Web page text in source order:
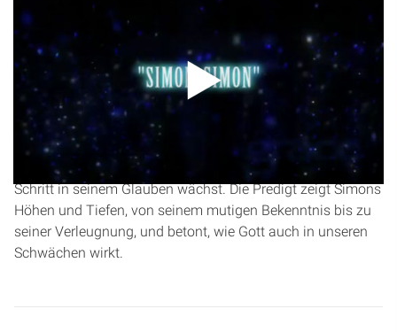
6. Juni 2012 Klicks Download
In dieser Predigt spricht Christopher Kramp über die
biblische Figur Simon Petrus und seine Entwicklung. Er
beleuchtet, wie Simon, ein einfacher Fischer, von Jesus
berufen wird, eine neue Identität erhält und Schritt für
Schritt in seinem Glauben wächst. Die Predigt zeigt Simons
Höhen und Tiefen, von seinem mutigen Bekenntnis bis zu
seiner Verleugnung, und betont, wie Gott auch in unseren
Schwächen wirkt.
Kontakt
Spenden